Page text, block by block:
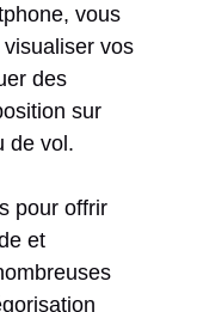
vous
vos
des
sur
de vol.
pour offrir
et